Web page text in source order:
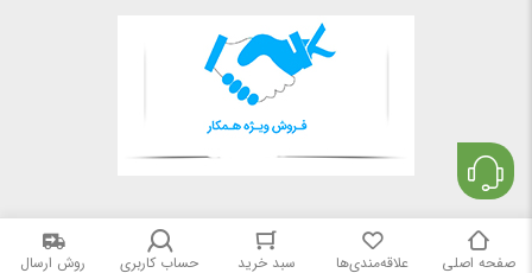
صفحه اصلی علاقه‌مندی‌ها سبد خرید حساب کاربری روش ارسال